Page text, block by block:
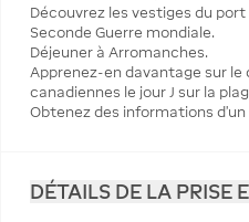
Découvrez les vestiges du
Seconde Guerre mondiale.
Déjeuner à Arromanches.
Apprenez-en davantage sur le
canadiennes le jour J sur la
Obtenez des informations d'un
DÉTAILS DE LA PRISE